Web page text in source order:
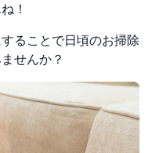
！
ることで日頃のお掃除
せんか？